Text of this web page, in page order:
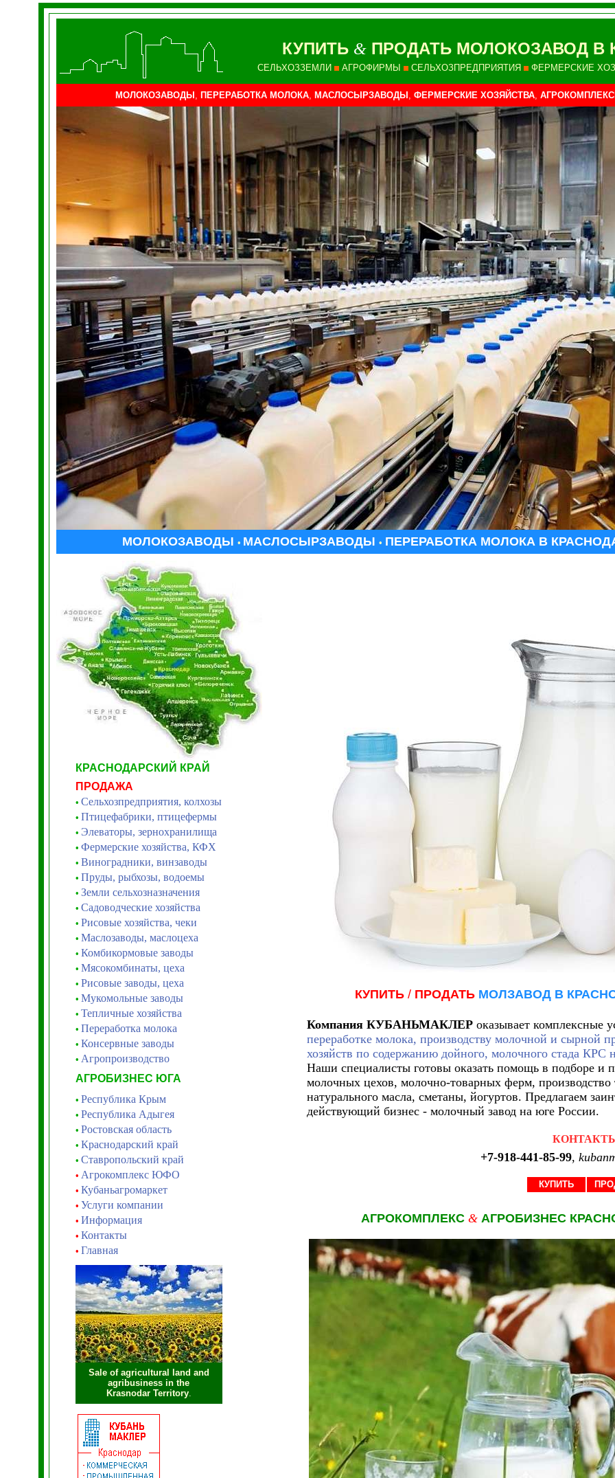
КУПИТЬ &ПРОДАТЬ МОЛОКОЗАВОД В
СЕЛЬХОЗЗЕМЛИ АГРОФИРМЫ СЕЛЬХОЗПРЕДПРИЯТИЯ ФЕРМЕРСКИЕ
МОЛОКОЗАВОДЫ , ПЕРЕРАБОТКА МОЛОКА, МАСЛОСЫРЗАВОДЫ , ФЕРМЕРСКИЕ ХОЗЯЙСТВА,
МОЛОКОЗАВОДЫ • МАСЛОСЫРЗАВОДЫ • ПЕРЕРАБОТКА МОЛОКА В
КРАСНОДАРСКИЙ КРАЙ
ПРОДАЖА
• Сельхозпредприятия, колхозы
• Птицефабрики, птицефермы
• Элеваторы, зернохранилища
• Фермерские хозяйства, КФХ
• Виноградники, винзаводы
• Пруды, рыбхозы, водоемы
• Земли сельхозназначения
• Садоводческие хозяйства
• Рисовые хозяйства, чеки
• Маслозаводы, маслоцеха
• Комбикормовые заводы
• Мясокомбинаты, цеха
• Рисовые заводы, цеха
• Мукомольные заводы
• Тепличные хозяйства
• Переработка молока
• Консервные заводы
• Агропроизводство
АГРОБИЗНЕС ЮГА
• Республика Крым
• Республика Адыгея
• Ростовская область
• Краснодарский край
• Ставропольский край
• Агрокомплекс ЮФО
• Кубаньагромаркет
• Услуги компании
• Информация
• Контакты
• Главная
Sale of agricultural land and
agribusiness in the
Krasnodar Territory.
КУПИТЬ /ПРОДАТЬ МОЛЗАВОД В
Компания КУБАНЬМАКЛЕР оказывает комплексные
переработке молока, производству молочной и сырной
хозяйств по содержанию дойного, молочного стада
Наши специалисты готовы оказать помощь в подборе и
молочных цехов, молочно-товарных ферм,
натурального масла, сметаны, йогуртов. Предлагаем
действующий бизнес - молочный завод на юге России.
+7-918-441-85-99,
КУПИТЬ
АГРОКОМПЛЕКС & АГРОБИЗНЕС